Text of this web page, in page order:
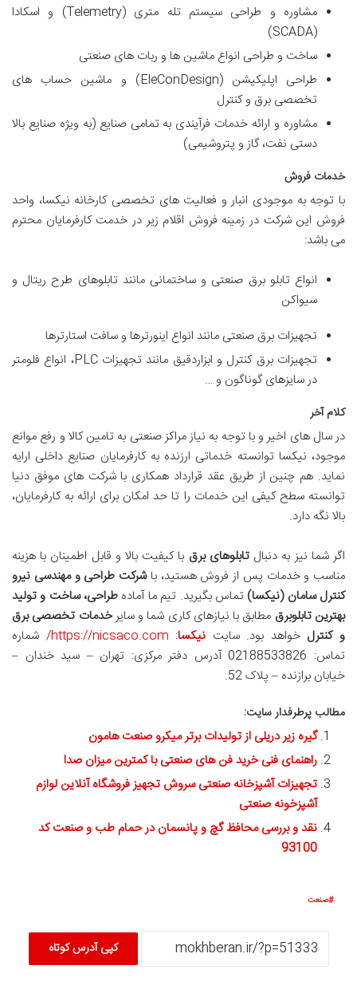
مشاوره و طراحی سیستم تله متری (Telemetry) و اسکادا
(SCADA)
ساخت و طراحی انواع ماشین ها و ربات های صنعتی
طراحی اپلیکیشن (EleConDesign) و ماشین حساب های
تخصصی برق و کنترل
مشاوره و ارائه خدمات فرآیندی به تمامی صنایع (به ویژه صنایع بالا
دستی نفت، گاز و پتروشیمی)
خدمات فروش
با توجه به موجودی انبار و فعالیت های تخصصی کارخانه نیکسا، واحد
فروش این شرکت در زمینه فروش اقلام زیر در خدمت کارفرمایان محترم
می باشد:
انواع تابلو برق صنعتی و ساختمانی مانند تابلوهای طرح ریتال و
سیواکن
تجهیزات برق صنعتی مانند انواع اینورترها و سافت استارترها
تجهیزات برق کنترل و ابزاردقیق مانند تجهیزات PLC، انواع فلومتر
در سایزهای گوناگون و …
کلام آخر
در سال های اخير و با توجه به نياز مراکز صنعتی به تامين کالا و رفع موانع
موجود، نیکسا توانسته خدماتی ارزنده به کارفرمايان صنايع داخلی ارايه
نماید. هم چنین از طریق عقد قرارداد همکاری با شرکت های موفق دنيا
توانسته سطح کیفی این خدمات را تا حد امکان برای ارائه به کارفرمایان،
بالا نگه دارد.
اگر شما نیز به دنبالتابلوهای برق با کیفیت بالا و قابل اطمینان با هزینه
مناسب و خدمات پس از فروش هستید، باشركت طراحی و مهندسی نیرو
کنترل سامان (نیکسا)تماس بگیرید. تیم ما آماده طراحی، ساخت و تولید
بهترین تابلوبرق مطابق با نیازهای کاری شما و سایرخدمات تخصصی برق
و کنترل خواهد بود. سایت نیکسا:
https://nicsaco.com/ شماره
تماس: 02188533826 آدرس دفتر مرکزی: تهران – سید خندان –
خیابان برازنده – پلاک 52.
مطالب پرطرفدار سایت:
گیره زیر دریلی از تولیدات برتر میکرو صنعت هامون
راهنمای فنی خرید فن های صنعتی با کمترین میزان صدا
تجهیزات آشپزخانه صنعتی سروش تجهیز فروشگاه آنلاین لوازم
آشپزخونه صنعتی
نقد و بررسی محافظ گچ و پانسمان در حمام طب و صنعت کد
93100
صنعت
کپی آدرس کوتاه